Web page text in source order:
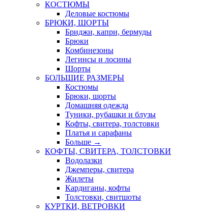
КОСТЮМЫ
Деловые костюмы
БРЮКИ, ШОРТЫ
Бриджи, капри, бермуды
Брюки
Комбинезоны
Легинсы и лосины
Шорты
БОЛЬШИЕ РАЗМЕРЫ
Костюмы
Брюки, шорты
Домашняя одежда
Туники, рубашки и блузы
Кофты, свитера, толстовки
Платья и сарафаны
Больше →
КОФТЫ, СВИТЕРА, ТОЛСТОВКИ
Водолазки
Джемперы, свитера
Жилеты
Кардиганы, кофты
Толстовки, свитшоты
КУРТКИ, ВЕТРОВКИ